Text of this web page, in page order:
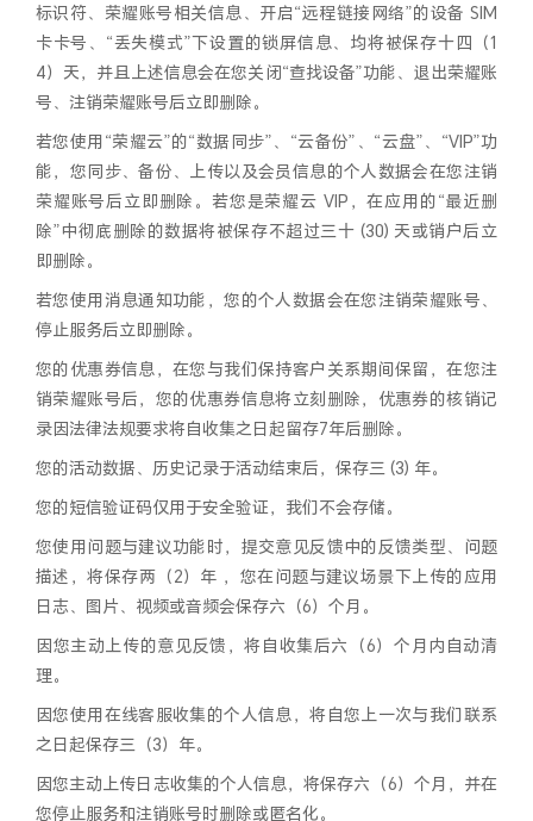
标识符、荣耀账号相关信息、开启“远程链接网络”的设备 SIM
卡卡号、“丢失模式”下设置的锁屏信息、均将被保存十四（1
4）天，并且上述信息会在您关闭“查找设备”功能、退出荣耀账
号、注销荣耀账号后立即删除。
若您使用“荣耀云”的“数据同步”、“云备份”、“云盘”、“VIP”功
能，您同步、备份、上传以及会员信息的个人数据会在您注销
荣耀账号后立即删除。若您是荣耀云 VIP，在应用的“最近删
除”中彻底删除的数据将被保存不超过三十 (30) 天或销户后立
即删除。
若您使用消息通知功能，您的个人数据会在您注销荣耀账号、
停止服务后立即删除。
您的优惠券信息，在您与我们保持客户关系期间保留，在您注
销荣耀账号后，您的优惠券信息将立刻删除，优惠券的核销记
录因法律法规要求将自收集之日起留存7年后删除。
您的活动数据、历史记录于活动结束后，保存三 (3) 年。
您的短信验证码仅用于安全验证，我们不会存储。
您使用问题与建议功能时，提交意见反馈中的反馈类型、问题
描述，将保存两（2）年 ，您在问题与建议场景下上传的应用
日志、图片、视频或音频会保存六（6）个月。
因您主动上传的意见反馈，将自收集后六（6）个月内自动清
理。
因您使用在线客服收集的个人信息，将自您上一次与我们联系
之日起保存三（3）年。
因您主动上传日志收集的个人信息，将保存六（6）个月，并在
您停止服务和注销账号时删除或匿名化。